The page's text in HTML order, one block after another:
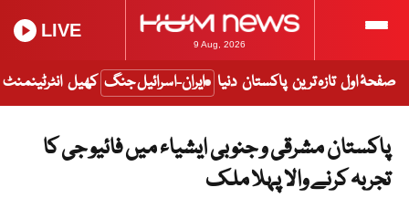
9 Aug, 2026
LIVE
صفحۂ اول تازہ ترین پاکستان دنیا ایران-اسرائیل جنگ کھیل انٹرٹینمنٹ
پاکستان مشرقی و جنوبی ایشیاء میں فائیو جی کا
تجربہ کرنے والا پہلا ملک